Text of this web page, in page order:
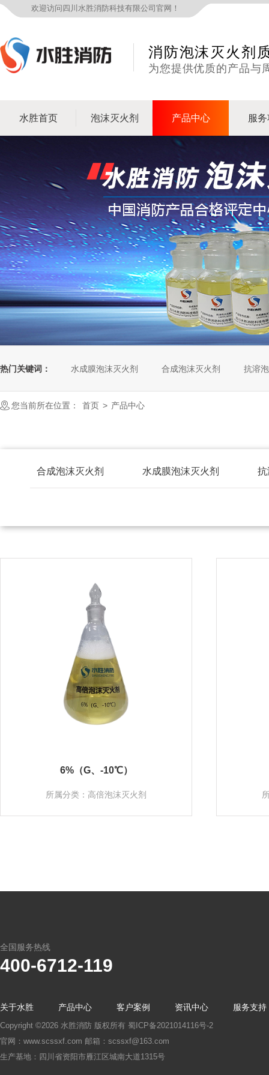
欢迎访问四川水胜消防科技有限公司官网！
消防泡沫灭火剂
为您提供优质的产品与
水胜首页 泡沫灭火剂 产品中心 服
热门关键词： 水成膜泡沫灭火剂 合成泡沫灭火剂 抗溶
您当前所在位置： 首页 > 产品中心
合成泡沫灭火剂 水成膜泡沫灭火剂 抗
6%（G、-10℃）
所属分类：高倍泡沫灭火剂
全国服务热线
400-6712-119
关于水胜 产品中心 客户案例 资讯中心 服务支持
Copyright ©2026 水胜消防 版权所有 蜀ICP备2021014116号-2
官网：www.scssxf.com 邮箱：scssxf@163.com
生产基地：四川省资阳市雁江区城南大道1315号